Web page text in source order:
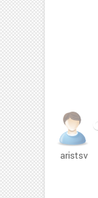
aristsv